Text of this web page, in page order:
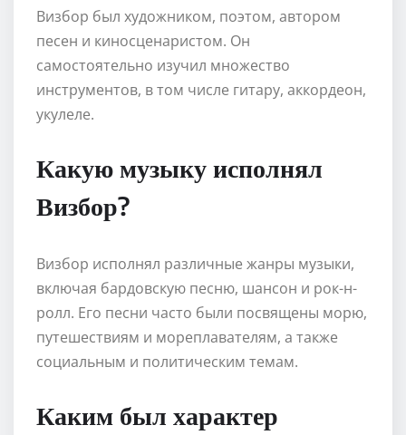
Визбор был художником, поэтом, автором
песен и киносценаристом. Он
самостоятельно изучил множество
инструментов, в том числе гитару, аккордеон,
укулеле.
Какую музыку исполнял
Визбор?
Визбор исполнял различные жанры музыки,
включая бардовскую песню, шансон и рок-н-
ролл. Его песни часто были посвящены морю,
путешествиям и мореплавателям, а также
социальным и политическим темам.
Каким был характер